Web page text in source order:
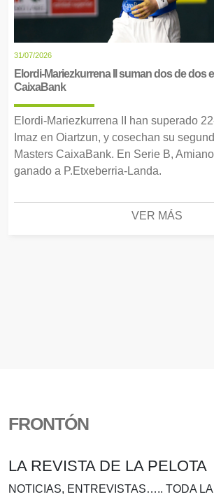
31/07/2026
Elordi-Mariezkurrena II suman dos de dos
CaixaBank
Elordi-Mariezkurrena II han superado
Imaz en Oiartzun, y cosechan su
Masters CaixaBank. En Serie B,
ganado a P.Etxeberria-Landa.
VER MÁS
FRONTÓN
LA REVISTA DE LA PELOTA
NOTICIAS, ENTREVISTAS….. TODA LA